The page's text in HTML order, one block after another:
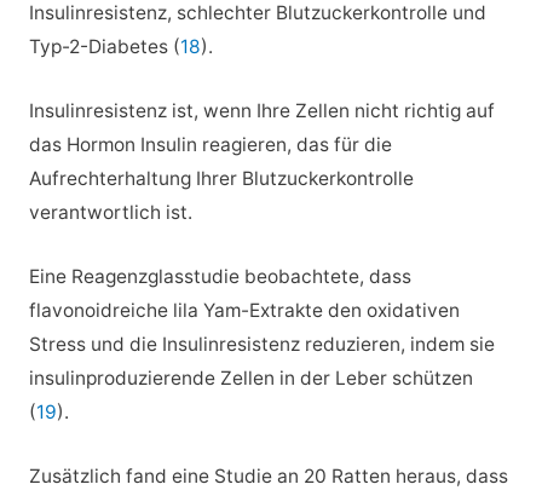
Insulinresistenz, schlechter Blutzuckerkontrolle und
Typ-2-Diabetes (18).
Insulinresistenz ist, wenn Ihre Zellen nicht richtig auf
das Hormon Insulin reagieren, das für die
Aufrechterhaltung Ihrer Blutzuckerkontrolle
verantwortlich ist.
Eine Reagenzglasstudie beobachtete, dass
flavonoidreiche lila Yam-Extrakte den oxidativen
Stress und die Insulinresistenz reduzieren, indem sie
insulinproduzierende Zellen in der Leber schützen
(19).
Zusätzlich fand eine Studie an 20 Ratten heraus, dass